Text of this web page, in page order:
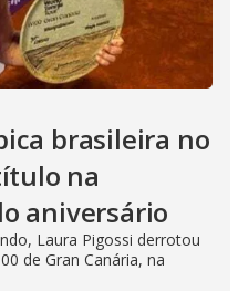
brasileira no
na
aniversário
Laura Pigossi derrotou
de Gran Canária, na